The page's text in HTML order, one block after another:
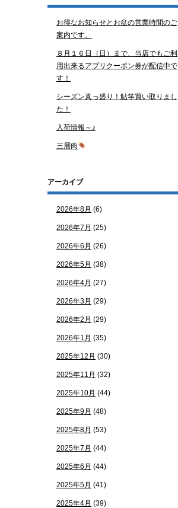
お得なお知らせとお盆の営業時間のご
案内です。
８月１６日（日）まで、当店でもご利
用出来るアプリクーポン券が配信中で
す！
シーズン真っ盛り！鮎竿買い取りまし
た！
入荷情報～♪
三層肉
アーカイブ
2026年8月 (6)
2026年7月 (25)
2026年6月 (26)
2026年5月 (38)
2026年4月 (27)
2026年3月 (29)
2026年2月 (29)
2026年1月 (35)
2025年12月 (30)
2025年11月 (32)
2025年10月 (44)
2025年9月 (48)
2025年8月 (53)
2025年7月 (44)
2025年6月 (44)
2025年5月 (41)
2025年4月 (39)